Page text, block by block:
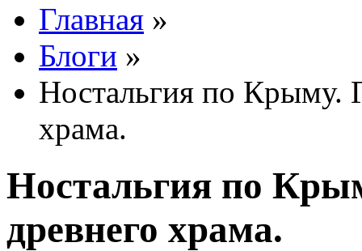
Главная »
Блоги »
Ностальгия по Крыму.
храма.
Ностальгия по
древнего храма.